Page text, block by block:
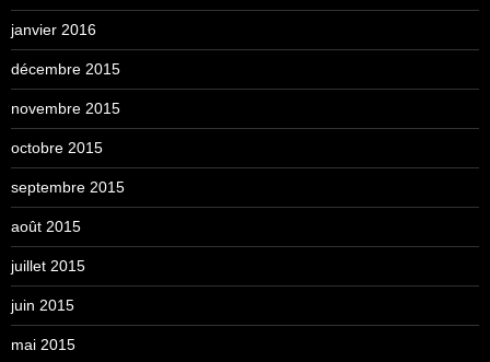
janvier 2016
décembre 2015
novembre 2015
octobre 2015
septembre 2015
août 2015
juillet 2015
juin 2015
mai 2015